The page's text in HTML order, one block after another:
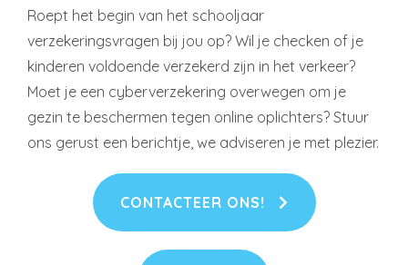
Roept het begin van het schooljaar
verzekeringsvragen bij jou op? Wil je checken of je
kinderen voldoende verzekerd zijn in het verkeer?
Moet je een cyberverzekering overwegen om je
gezin te beschermen tegen online oplichters? Stuur
ons gerust een berichtje, we adviseren je met plezier.
CONTACTEER ONS!